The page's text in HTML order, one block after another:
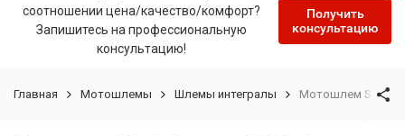
соотношении цена/качество/комфорт?
Запишитесь на профессиональную
консультацию!
Получить
консультацию
Главная Мотошлемы Шлемы интегралы Мотошлем Shark